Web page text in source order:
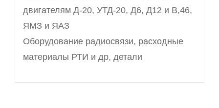
двигателям Д-20, УТД-20, Д6, Д12 и В,46,
ЯМЗ и ЯАЗ
Оборудование радиосвязи, расходные
материалы РТИ и др, детали